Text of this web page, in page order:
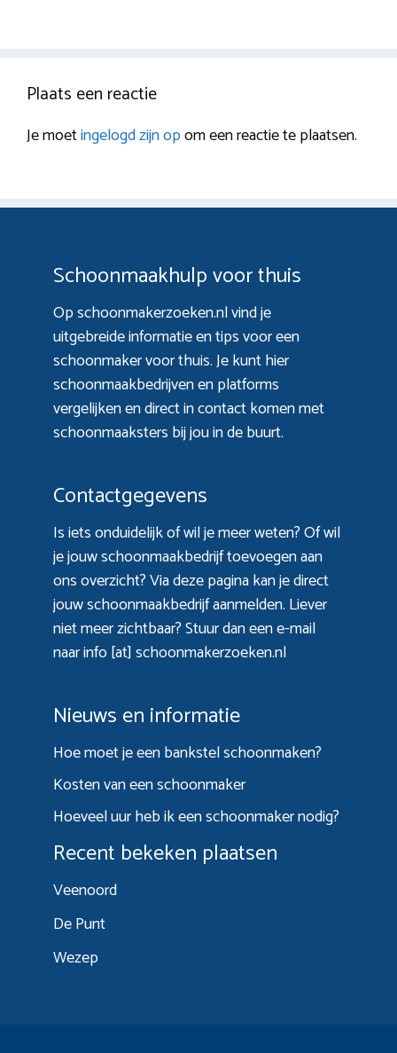
Plaats een reactie
Je moetingelogd zijn opom een reactie te plaatsen.
Schoonmaakhulp voor thuis
Op schoonmakerzoeken.nl vind je
uitgebreide informatie en tips voor een
schoonmaker voor thuis. Je kunt hier
schoonmaakbedrijven en platforms
vergelijken en direct in contact komen met
schoonmaaksters bij jou in de buurt.
Contactgegevens
Is iets onduidelijk of wil je meer weten? Of wil
je jouw schoonmaakbedrijf toevoegen aan
ons overzicht? Viadeze paginakan je direct
jouw schoonmaakbedrijf aanmelden. Liever
niet meer zichtbaar? Stuur dan een e-mail
naar info [at] schoonmakerzoeken.nl
Nieuws en informatie
Hoe moet je een bankstel schoonmaken?
Kosten van een schoonmaker
Hoeveel uur heb ik een schoonmaker nodig?
Recent bekeken plaatsen
Veenoord
De Punt
Wezep